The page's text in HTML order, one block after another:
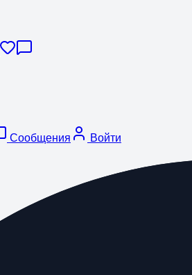
Сообщения Войти